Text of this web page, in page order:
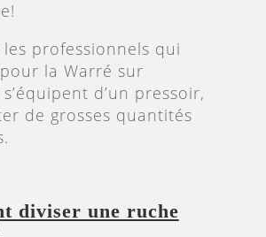
professionnels qui
la Warré sur
d’un pressoir,
de grosses quantités
diviser une ruche